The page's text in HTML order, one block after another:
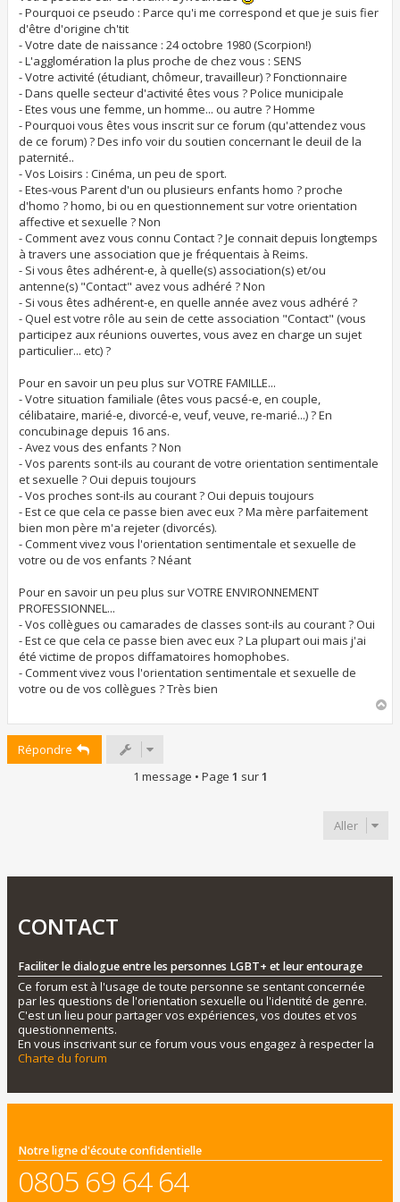
a
g
e
- Pourquoi ce pseudo : Parce qu'i me correspond et que je suis fier
d'être d'origine ch'tit
- Votre date de naissance : 24 octobre 1980 (Scorpion!)
- L'agglomération la plus proche de chez vous : SENS
- Votre activité (étudiant, chômeur, travailleur) ? Fonctionnaire
- Dans quelle secteur d'activité êtes vous ? Police municipale
- Etes vous une femme, un homme... ou autre ? Homme
- Pourquoi vous êtes vous inscrit sur ce forum (qu'attendez vous
de ce forum) ? Des info voir du soutien concernant le deuil de la
paternité..
- Vos Loisirs : Cinéma, un peu de sport.
- Etes-vous Parent d'un ou plusieurs enfants homo ? proche
d'homo ? homo, bi ou en questionnement sur votre orientation
affective et sexuelle ? Non
- Comment avez vous connu Contact ? Je connait depuis longtemps
à travers une association que je fréquentais à Reims.
- Si vous êtes adhérent-e, à quelle(s) association(s) et/ou
antenne(s) "Contact" avez vous adhéré ? Non
- Si vous êtes adhérent-e, en quelle année avez vous adhéré ?
- Quel est votre rôle au sein de cette association "Contact" (vous
participez aux réunions ouvertes, vous avez en charge un sujet
particulier... etc) ?
Pour en savoir un peu plus sur VOTRE FAMILLE...
- Votre situation familiale (êtes vous pacsé-e, en couple,
célibataire, marié-e, divorcé-e, veuf, veuve, re-marié...) ? En
concubinage depuis 16 ans.
- Avez vous des enfants ? Non
- Vos parents sont-ils au courant de votre orientation sentimentale
et sexuelle ? Oui depuis toujours
- Vos proches sont-ils au courant ? Oui depuis toujours
- Est ce que cela ce passe bien avec eux ? Ma mère parfaitement
bien mon père m'a rejeter (divorcés).
- Comment vivez vous l'orientation sentimentale et sexuelle de
votre ou de vos enfants ? Néant
Pour en savoir un peu plus sur VOTRE ENVIRONNEMENT
PROFESSIONNEL...
- Vos collègues ou camarades de classes sont-ils au courant ? Oui
- Est ce que cela ce passe bien avec eux ? La plupart oui mais j'ai
été victime de propos diffamatoires homophobes.
- Comment vivez vous l'orientation sentimentale et sexuelle de
votre ou de vos collègues ? Très bien
Répondre
1 message • Page 1 sur1
Aller
CONTACT
Faciliter le dialogue entre les personnes LGBT+ et leur entourage
Ce forum est à l'usage de toute personne se sentant concernée
par les questions de l'orientation sexuelle ou l'identité de genre.
C'est un lieu pour partager vos expériences, vos doutes et vos
questionnements.
En vous inscrivant sur ce forum vous vous engagez à respecter la
Charte du forum
Notre ligne d'écoute confidentielle
0805 69 64 64